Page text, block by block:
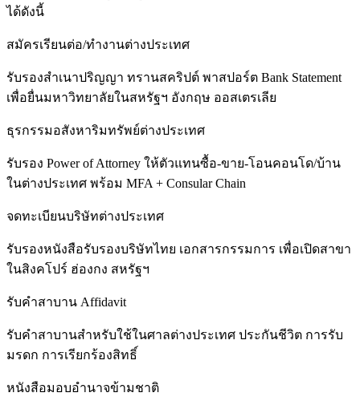
ได้ดังนี้
สมัครเรียนต่อ/ทำงานต่างประเทศ
รับรองสำเนาปริญญา ทรานสคริปต์ พาสปอร์ต Bank Statement
เพื่อยื่นมหาวิทยาลัยในสหรัฐฯ อังกฤษ ออสเตรเลีย
ธุรกรรมอสังหาริมทรัพย์ต่างประเทศ
รับรอง Power of Attorney ให้ตัวแทนซื้อ-ขาย-โอนคอนโด/บ้าน
ในต่างประเทศ พร้อม MFA + Consular Chain
จดทะเบียนบริษัทต่างประเทศ
รับรองหนังสือรับรองบริษัทไทย เอกสารกรรมการ เพื่อเปิดสาขา
ในสิงคโปร์ ฮ่องกง สหรัฐฯ
รับคำสาบาน Affidavit
รับคำสาบานสำหรับใช้ในศาลต่างประเทศ ประกันชีวิต การรับ
มรดก การเรียกร้องสิทธิ์
หนังสือมอบอำนาจข้ามชาติ